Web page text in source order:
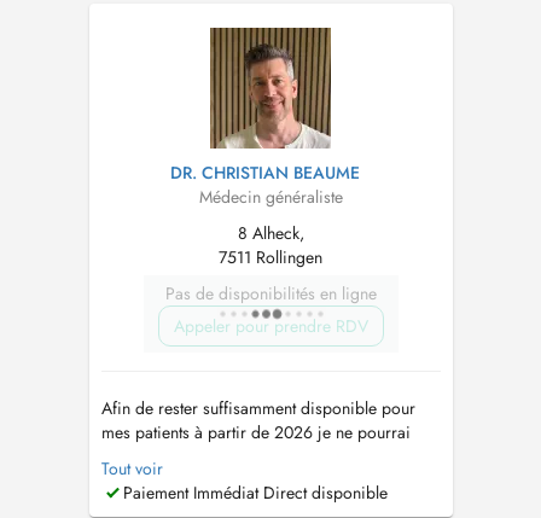
DR. CHRISTIAN BEAUME
Médecin généraliste
8 Alheck,
7511 Rollingen
Pas de disponibilités en ligne
Appeler pour prendre RDV
Afin de rester suffisamment disponible pour
mes patients à partir de 2026 je ne pourrai
plus accepter des nouveaux patients sauf les
habitants du Canton de Mersch. Mes anciens
patients du Centre médical Cents comptent
Tout voir
Paiement Immédiat Direct disponible